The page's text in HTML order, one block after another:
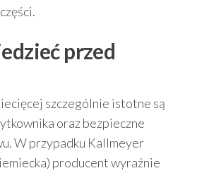
przed
szczególnie istotne są
oraz bezpieczne
W przypadku Kallmeyer
producent wyraźnie